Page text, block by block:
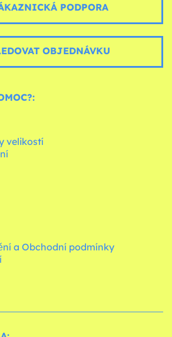
PODPORA
OBJEDNÁVKU
velikostí
a Obchodní podmínky